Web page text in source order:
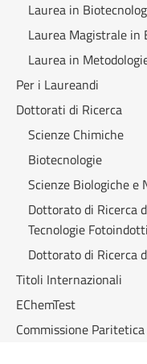
Laurea in
Laurea Magistrale in
Laurea in
Per i Laureandi
Dottorati di Ricerca
Scienze Chimiche
Biotecnologie
Scienze Biologiche e
Dottorato di Ricerca
Tecnologie Fotoindotti
Dottorato di Ricerca
Titoli Internazionali
EChemTest
Commissione Paritetica